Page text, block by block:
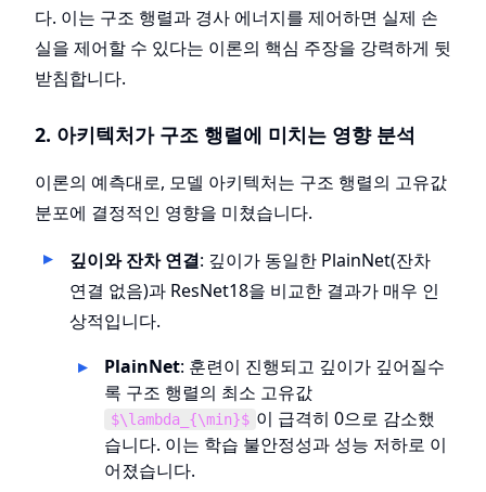
다. 이는 구조 행렬과 경사 에너지를 제어하면 실제 손
실을 제어할 수 있다는 이론의 핵심 주장을 강력하게 뒷
받침합니다.
2. 아키텍처가 구조 행렬에 미치는 영향 분석
이론의 예측대로, 모델 아키텍처는 구조 행렬의 고유값
분포에 결정적인 영향을 미쳤습니다.
깊이와 잔차 연결: 깊이가 동일한 PlainNet(잔차
연결 없음)과 ResNet18을 비교한 결과가 매우 인
상적입니다.
PlainNet: 훈련이 진행되고 깊이가 깊어질수
록 구조 행렬의 최소 고유값
$\lambda_{\min}$ 이 급격히 0으로 감소했
습니다. 이는 학습 불안정성과 성능 저하로 이
어졌습니다.